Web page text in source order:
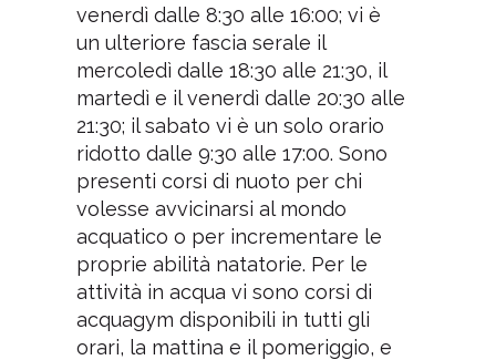
venerdì dalle 8:30 alle 16:00; vi è
un ulteriore fascia serale il
mercoledì dalle 18:30 alle 21:30, il
martedì e il venerdì dalle 20:30 alle
21:30; il sabato vi è un solo orario
ridotto dalle 9:30 alle 17:00. Sono
presenti corsi di nuoto per chi
volesse avvicinarsi al mondo
acquatico o per incrementare le
proprie abilità natatorie. Per le
attività in acqua vi sono corsi di
acquagym disponibili in tutti gli
orari, la mattina e il pomeriggio, e